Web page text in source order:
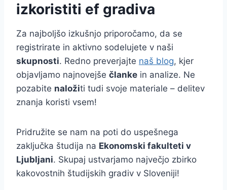
izkoristiti ef gradiva
Za najboljšo izkušnjo priporočamo, da se
registrirate in aktivno sodelujete v naši
skupnosti. Redno preverjajte naš blog, kjer
objavljamo najnovejše članke in analize. Ne
pozabite naložiti tudi svoje materiale – delitev
znanja koristi vsem!
Pridružite se nam na poti do uspešnega
zaključka študija na Ekonomski fakulteti v
Ljubljani. Skupaj ustvarjamo največjo zbirko
kakovostnih študijskih gradiv v Sloveniji!